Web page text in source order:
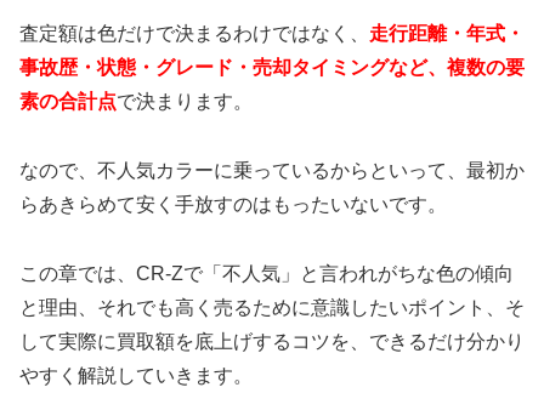
査定額は色だけで決まるわけではなく、 走行距離・年式・
事故歴・状態・グレード・売却タイミングなど、複数の要
素の合計点で決まります。
なので、不人気カラーに乗っているからといって、最初か
らあきらめて安く手放すのはもったいないです。
この章では、CR-Zで「不人気」と言われがちな色の傾向
と理由、それでも高く売るために意識したいポイント、そ
して実際に買取額を底上げするコツを、できるだけ分かり
やすく解説していきます。